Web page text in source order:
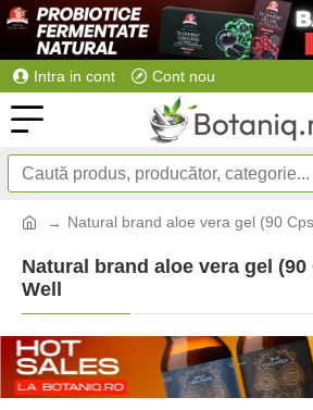
Intra in cont Cont nou
Natural brand aloe vera gel (90
Natural brand aloe vera gel (90
Well